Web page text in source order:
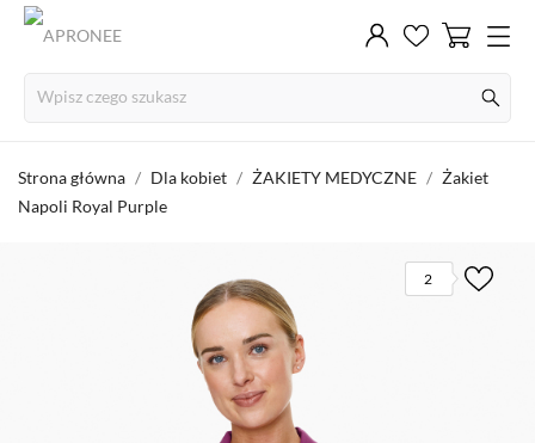
Strona główna Dla kobiet ŻAKIETY MEDYCZNE
Żakiet
Napoli Royal Purple
2